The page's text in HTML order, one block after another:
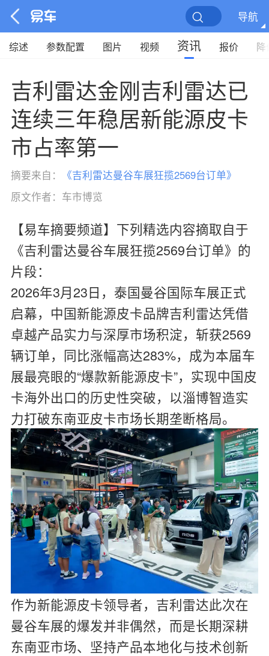
导航
综述 参数配置 图片 视频 资讯 报价 降
吉利雷达金刚吉利雷达已
连续三年稳居新能源皮卡
市占率第一
摘要来自： 《吉利雷达曼谷车展狂揽2569台订单》
原文作者： 车市博览
【易车摘要频道】下列精选内容摘取自于
《吉利雷达曼谷车展狂揽2569台订单》的
片段：
2026年3月23日，泰国曼谷国际车展正式
启幕，中国新能源皮卡品牌吉利雷达凭借
卓越产品实力与深厚市场积淀，斩获2569
辆订单，同比涨幅高达283%，成为本届车
展最亮眼的“爆款新能源皮卡”，实现中国皮
卡海外出口的历史性突破，以淄博智造实
力打破东南亚皮卡市场长期垄断格局。
作为新能源皮卡领导者，吉利雷达此次在
曼谷车展的爆发并非偶然，而是长期深耕
东南亚市场、坚持产品本地化与技术创新